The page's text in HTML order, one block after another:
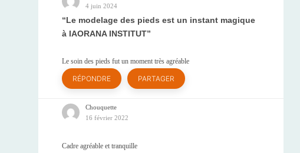
4 juin 2024
Le modelage des pieds est un instant magique
à IAORANA INSTITUT
Le soin des pieds fut un moment très agréable
RÉPONDRE PARTAGER
Chouquette
16 février 2022
Cadre agréable et tranquille